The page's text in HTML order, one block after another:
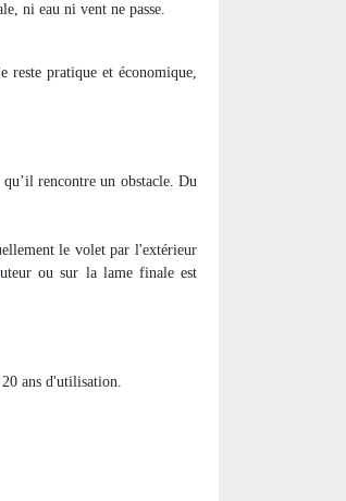
ni eau ni vent ne passe.
reste pratique et économique,
rencontre un obstacle. Du
le volet par l'extérieur
ou sur la lame finale est
ans d'utilisation.